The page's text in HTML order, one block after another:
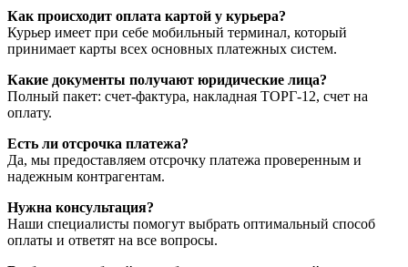
Как происходит оплата картой у курьера?
Курьер имеет при себе мобильный терминал, который
принимает карты всех основных платежных систем.
Какие документы получают юридические лица?
Полный пакет: счет-фактура, накладная ТОРГ-12, счет на
оплату.
Есть ли отсрочка платежа?
Да, мы предоставляем отсрочку платежа проверенным и
надежным контрагентам.
Нужна консультация?
Наши специалисты помогут выбрать оптимальный способ
оплаты и ответят на все вопросы.